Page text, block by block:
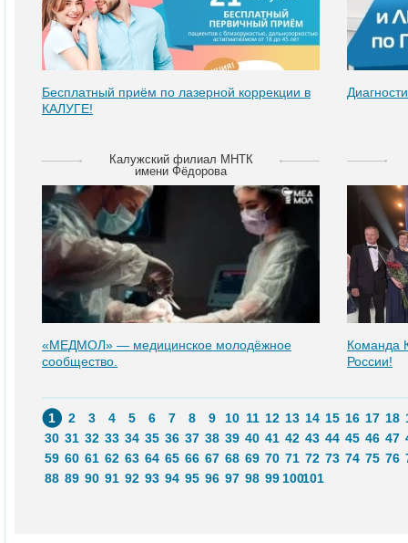
Бесплатный приём по лазерной коррекции в
КАЛУГЕ!
Калужский филиал МНТК
имени Фёдорова
«МЕДМОЛ» — медицинское молодёжное
сообщество.
Команда
России!
1 2 3 4 5 6 7 8 9 10 11 12 13 14 15 16 17 18
30 31 32 33 34 35 36 37 38 39 40 41 42 43 44 45 46 47
59 60 61 62 63 64 65 66 67 68 69 70 71 72 73 74 75 76
88 89 90 91 92 93 94 95 96 97 98 99 100101